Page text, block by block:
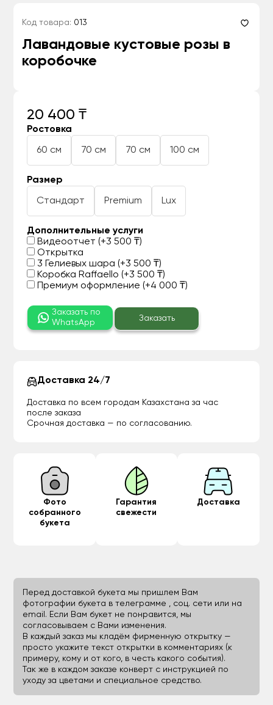
Код товара: 013
Лавандовые кустовые розы в
коробочке
20 400 ₸
Ростовка
60 см 70 см 70 см 100 см
Размер
Стандарт Premium Lux
Дополнительные услуги
Видеоотчет (+3 500 ₸)
Открытка
3 Гелиевых шара (+3 500 ₸)
Коробка Raffaello (+3 500 ₸)
Премиум оформление (+4 000 ₸)
Заказать по
WhatsApp
Заказать
Доставка 24/7
Доставка по всем городам Казахстана за час
после заказа
Срочная доставка — по согласованию.
Фото
собранного
букета
Гарантия
свежести
Доставка
Перед доставкой букета мы пришлем Вам
фотографии букета в телеграмме , соц. сети или на
email. Если Вам букет не понравится, мы
согласовываем с Вами изменения.
В каждый заказ мы кладём фирменную открытку —
просто укажите текст открытки в комментариях (к
примеру, кому и от кого, в честь какого события).
Так же в каждом заказе конверт с инструкцией по
уходу за цветами и специальное средство.